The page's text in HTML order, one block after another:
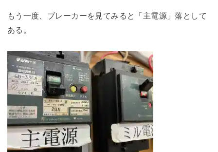
もう一度、ブレーカーを見てみると「主電源」落として
ある。